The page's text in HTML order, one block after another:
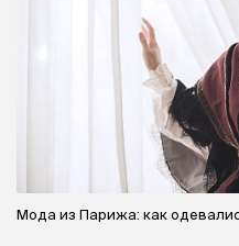
Мода из Парижа: как